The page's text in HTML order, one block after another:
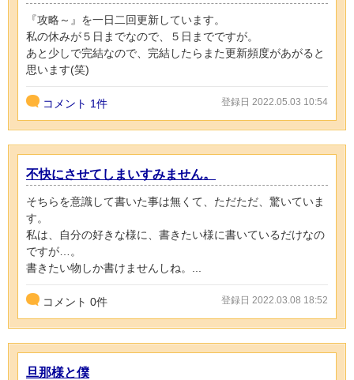
『攻略～』を一日二回更新しています。
私の休みが５日までなので、５日までですが。
あと少しで完結なので、完結したらまた更新頻度があがると
思います(笑)
コメント 1件 登録日 2022.05.03 10:54
不快にさせてしまいすみません。
そちらを意識して書いた事は無くて、ただただ、驚いていま
す。
私は、自分の好きな様に、書きたい様に書いているだけなの
ですが…。
書きたい物しか書けませんしね。...
コメント 0件 登録日 2022.03.08 18:52
旦那様と僕